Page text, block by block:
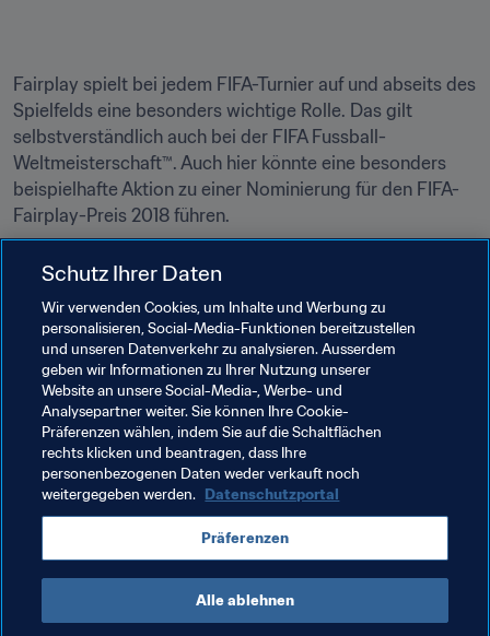
Fairplay spielt bei jedem FIFA-Turnier auf und abseits des
Spielfelds eine besonders wichtige Rolle. Das gilt
selbstverständlich auch bei der FIFA Fussball-
Weltmeisterschaft™. Auch hier könnte eine besonders
beispielhafte Aktion zu einer Nominierung für den FIFA-
Fairplay-Preis 2018 führen.
bekannt gegeben und die Sieger werden am Montag, 24.
September, in London ausgezeichnet. Wird dabei
möglicherweise ein neuer Weltmeister auch bei den The
Best FIFA Football Awards™ vorn liegen?
Sie können auf unserer offiziellen **Facebook-Seite zu
den The Best FIFA Football Awards** auch während
Russland 2018 die aktuellsten Entwicklungen verfolgen.
Wir teilen dort tolle Tore und Paraden und die
herausragenden Momente der Fans und halten Sie stets
darüber auf dem Laufenden, wie die besten Spieler
abschneiden. Worauf also noch warten? Klicken Sie auf
Schutz Ihrer Daten
Wir verwenden Cookies, um Inhalte und Werbung zu
personalisieren, Social-Media-Funktionen bereitzustellen
und unseren Datenverkehr zu analysieren. Ausserdem
geben wir Informationen zu Ihrer Nutzung unserer
Website an unsere Social-Media-, Werbe- und
Analysepartner weiter. Sie können Ihre Cookie-
Präferenzen wählen, indem Sie auf die Schaltflächen
rechts klicken und beantragen, dass Ihre
personenbezogenen Daten weder verkauft noch
weitergegeben werden. Datenschutzportal
Präferenzen
Alle ablehnen